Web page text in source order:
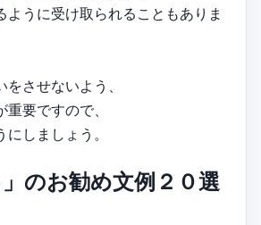
ように受け取られることもありま
させないよう、
要ですので、
しましょう。
」のお勧め文例２０選